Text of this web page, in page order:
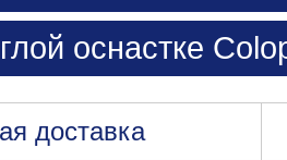
оснастке
доставка